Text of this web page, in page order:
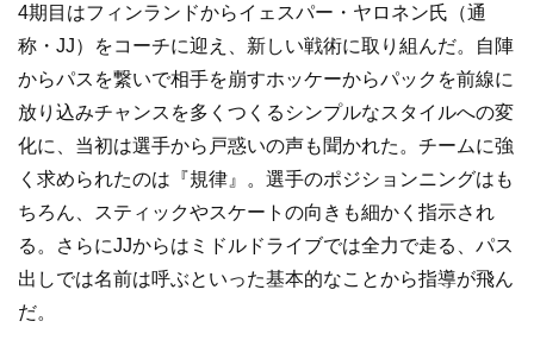
4期目はフィンランドからイェスパー・ヤロネン氏（通
称・JJ）をコーチに迎え、新しい戦術に取り組んだ。自陣
からパスを繋いで相手を崩すホッケーからパックを前線に
放り込みチャンスを多くつくるシンプルなスタイルへの変
化に、当初は選手から戸惑いの声も聞かれた。チームに強
く求められたのは『規律』。選手のポジションニングはも
ちろん、スティックやスケートの向きも細かく指示され
る。さらにJJからはミドルドライブでは全力で走る、パス
出しでは名前は呼ぶといった基本的なことから指導が飛ん
だ。